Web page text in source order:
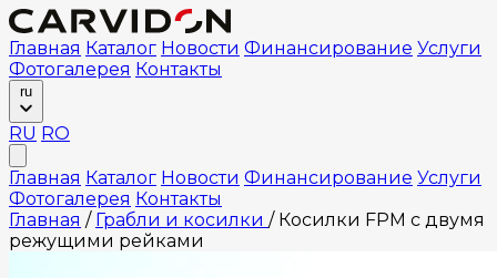
Главная Каталог Новости Финансирование Услуги
Фотогалерея Контакты
ru
RU RO
Главная Каталог Новости Финансирование Услуги
Фотогалерея Контакты
Главная / Грабли и косилки / Косилки FPM с двумя
режущими рейками